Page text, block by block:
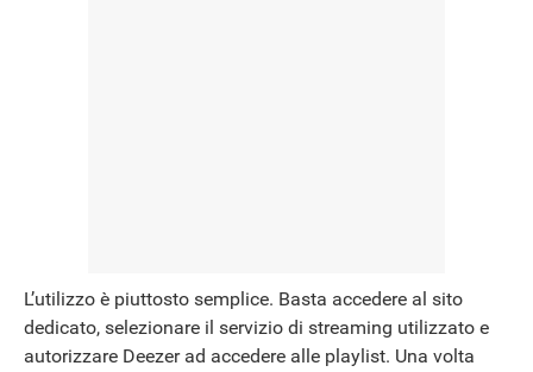
L’utilizzo è piuttosto semplice. Basta accedere al sito
dedicato, selezionare il servizio di streaming utilizzato e
autorizzare Deezer ad accedere alle playlist. Una volta